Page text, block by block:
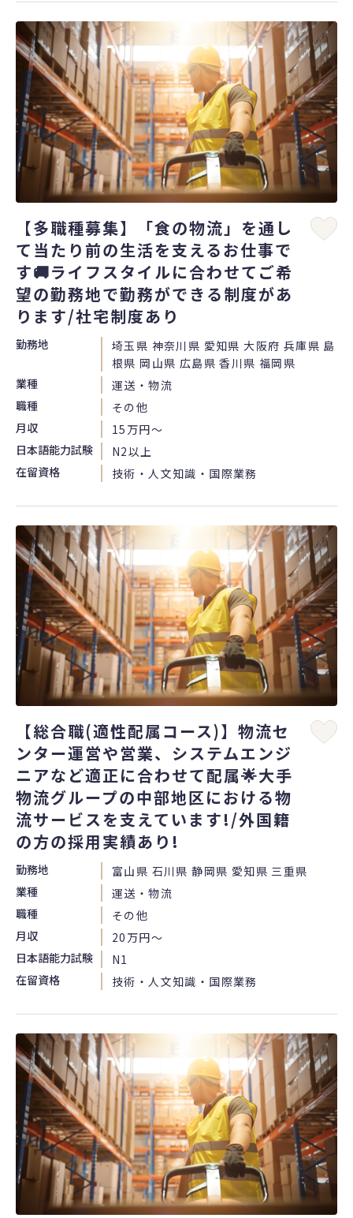
【多職種募集】「食の物流」を通し
て当たり前の生活を支えるお仕事で
す🚚ライフスタイルに合わせてご希
望の勤務地で勤務ができる制度があ
ります/社宅制度あり
勤務地
埼玉県 神奈川県 愛知県 大阪府 兵庫県 島
根県 岡山県 広島県 香川県 福岡県
業種
運送・物流
職種
その他
月収
15万円〜
日本語能力試験
N2以上
在留資格
技術・人文知識・国際業務
【総合職(適性配属コース)】物流セ
ンター運営や営業、システムエンジ
ニアなど適正に合わせて配属🌟大手
物流グループの中部地区における物
流サービスを支えています!/外国籍
の方の採用実績あり!
勤務地
富山県 石川県 静岡県 愛知県 三重県
業種
運送・物流
職種
その他
月収
20万円〜
日本語能力試験
N1
在留資格
技術・人文知識・国際業務